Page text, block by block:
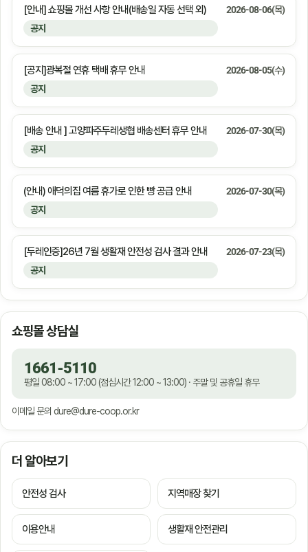
공지
[안내] 쇼핑몰 개선 사항 안내(배송일 자동 선택 외) 2026-08-06(목)
공지
[공지]광복절 연휴 택배 휴무 안내 2026-08-05(수)
공지
[배송 안내 ] 고양파주두레생협 배송센터 휴무 안내 2026-07-30(목)
공지
(안내) 애덕의집 여름 휴가로 인한 빵 공급 안내 2026-07-30(목)
공지
[두레인증]26년 7월 생활재 안전성 검사 결과 안내 2026-07-23(목)
쇼핑몰 상담실
1661-5110
평일 08:00 ~ 17:00 (점심시간 12:00 ~ 13:00) · 주말 및 공휴일 휴무
이메일 문의 dure@dure-coop.or.kr
더 알아보기
안전성 검사 지역매장 찾기
이용안내 생활재 안전관리